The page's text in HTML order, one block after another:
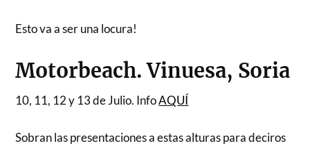
Esto va a ser una locura!
Motorbeach. Vinuesa, Soria
10, 11, 12 y 13 de Julio. InfoAQUÍ
Sobran las presentaciones a estas alturas para deciros